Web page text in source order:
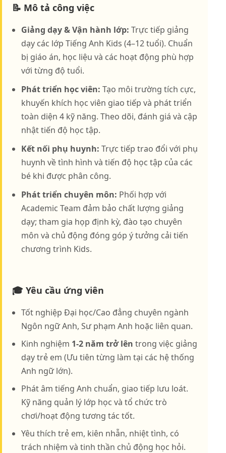
📝 Mô tả công việc
Giảng dạy & Vận hành lớp: Trực tiếp giảng
dạy các lớp Tiếng Anh Kids (4–12 tuổi). Chuẩn
bị giáo án, học liệu và các hoạt động phù hợp
với từng độ tuổi.
Phát triển học viên: Tạo môi trường tích cực,
khuyến khích học viên giao tiếp và phát triển
toàn diện 4 kỹ năng. Theo dõi, đánh giá và cập
nhật tiến độ học tập.
Kết nối phụ huynh: Trực tiếp trao đổi với phụ
huynh về tình hình và tiến độ học tập của các
bé khi được phân công.
Phát triển chuyên môn: Phối hợp với
Academic Team đảm bảo chất lượng giảng
dạy; tham gia họp định kỳ, đào tạo chuyên
môn và chủ động đóng góp ý tưởng cải tiến
chương trình Kids.
🎓 Yêu cầu ứng viên
Tốt nghiệp Đại học/Cao đẳng chuyên ngành
Ngôn ngữ Anh, Sư phạm Anh hoặc liên quan.
Kinh nghiệm 1-2 năm trở lên trong việc giảng
dạy trẻ em (Ưu tiên từng làm tại các hệ thống
Anh ngữ lớn).
Phát âm tiếng Anh chuẩn, giao tiếp lưu loát.
Kỹ năng quản lý lớp học và tổ chức trò
chơi/hoạt động tương tác tốt.
Yêu thích trẻ em, kiên nhẫn, nhiệt tình, có
trách nhiệm và tinh thần chủ động học hỏi.